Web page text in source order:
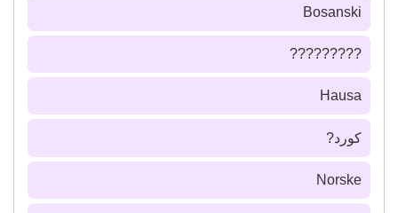
Bosanski
?????????
Hausa
كورد?
Norske